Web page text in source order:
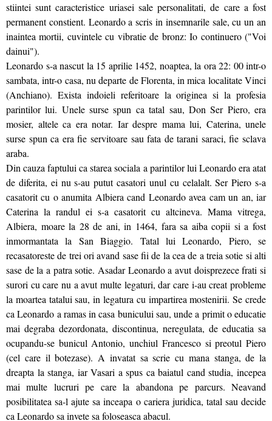
stiintei sunt caracteristice uriasei sale personalitati, de care a fost
permanent constient. Leonardo a scris in insemnarile sale, cu un an
inaintea mortii, cuvintele cu vibratie de bronz: Io continuero ("Voi
dainui").
Leonardo s-a nascut la 15 aprilie 1452, noaptea, la ora 22: 00 intr-o
sambata, intr-o casa, nu departe de Florenta, in mica localitate Vinci
(Anchiano). Exista indoieli referitoare la originea si la profesia
parintilor lui. Unele surse spun ca tatal sau, Don Ser Piero, era
mosier, altele ca era notar. Iar despre mama lui, Caterina, unele
surse spun ca era fie servitoare sau fata de tarani saraci, fie sclava
araba.
Din cauza faptului ca starea sociala a parintilor lui Leonardo era atat
de diferita, ei nu s-au putut casatori unul cu celalalt. Ser Piero s-a
casatorit cu o anumita Albiera cand Leonardo avea cam un an, iar
Caterina la randul ei s-a casatorit cu altcineva. Mama vitrega,
Albiera, moare la 28 de ani, in 1464, fara sa aiba copii si a fost
inmormantata la San Biaggio. Tatal lui Leonardo, Piero, se
recasatoreste de trei ori avand sase fii de la cea de a treia sotie si alti
sase de la a patra sotie. Asadar Leonardo a avut doisprezece frati si
surori cu care nu a avut multe legaturi, dar care i-au creat probleme
la moartea tatalui sau, in legatura cu impartirea mostenirii. Se crede
ca Leonardo a ramas in casa bunicului sau, unde a primit o educatie
mai degraba dezordonata, discontinua, neregulata, de educatia sa
ocupandu-se bunicul Antonio, unchiul Francesco si preotul Piero
(cel care il botezase). A invatat sa scrie cu mana stanga, de la
dreapta la stanga, iar Vasari a spus ca baiatul cand studia, incepea
mai multe lucruri pe care la abandona pe parcurs. Neavand
posibilitatea sa-l ajute sa inceapa o cariera juridica, tatal sau decide
ca Leonardo sa invete sa foloseasca abacul.